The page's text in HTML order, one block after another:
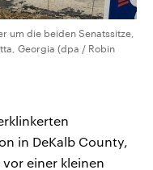
um die beiden Senatssitze,
Georgia (dpa / Robin
in DeKalb County,
einer kleinen